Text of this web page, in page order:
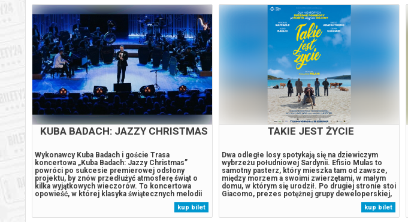
KUBA BADACH: JAZZY CHRISTMAS
Wykonawcy Kuba Badach i goście Trasa
koncertowa „Kuba Badach: Jazzy Christmas”
powróci po sukcesie premierowej odsłony
projektu, by znów przedłużyć atmosferę świąt o
kilka wyjątkowych wieczorów. To koncertowa
opowieść, w której klasyka świątecznych melodii
spotyka się z jazzową elegancją. W sezonie
2026/2027 projekt ponownie odwiedzi sześć
miast: Warszawę, Katowice, Kraków, Gdynię,
kup bilet
TAKIE JEST ŻYCIE
Dwa odległe losy spotykają się na dziewiczym
wybrzeżu południowej Sardynii. Efisio Mulas to
samotny pasterz, który mieszka tam od zawsze,
między morzem a swoimi zwierzętami, w małym
domu, w którym się urodził. Po drugiej stronie stoi
Giacomo, prezes potężnej grupy deweloperskiej,
zdecydowany przekształcić to wybrzeże w
luksusowy kurort. Między tymi nie dającymi się
pogodzić światami porusza się Francesca,...
kup bilet